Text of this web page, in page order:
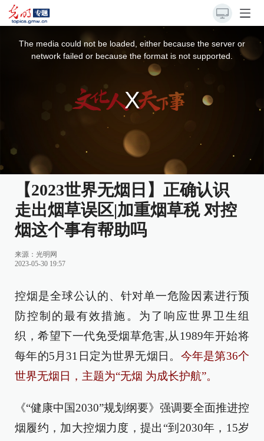
The media could not be loaded, either because the server or
network failed or because the format is not supported.
【2023世界无烟日】正确认识
走出烟草误区|加重烟草税 对控
烟这个事有帮助吗
来源： 光明网
2023-05-30 19:57
控烟是全球公认的、针对单一危险因素进行预
防控制的最有效措施。为了响应世界卫生组
织，希望下一代免受烟草危害,从1989年开始将
每年的5月31日定为世界无烟日。 今年是第36个
世界无烟日，主题为“无烟 为成长护航”。
《“健康中国2030”规划纲要》强调要全面推进控
烟履约，加大控烟力度，提出“到2030年，15岁